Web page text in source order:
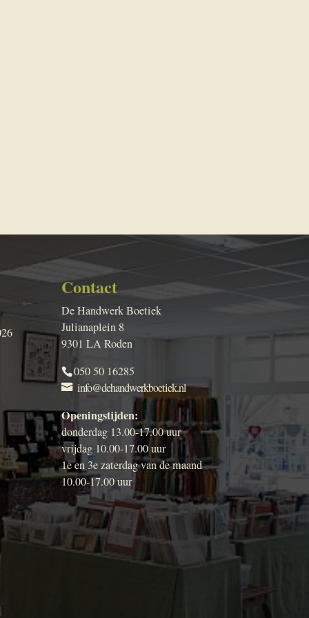
Contact
De Handwerk Boetiek
Julianaplein 8
9301 LA Roden
050 50 16285
info@dehandwerkboetiek.nl
Openingstijden:
donderdag 13.00-17.00 uur
vrijdag 10.00-17.00 uur
1e en 3e zaterdag van de maand
10.00-17.00 uur